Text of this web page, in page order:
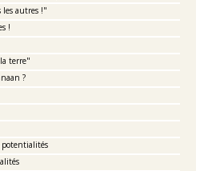
les autres !"
!
terre"
?